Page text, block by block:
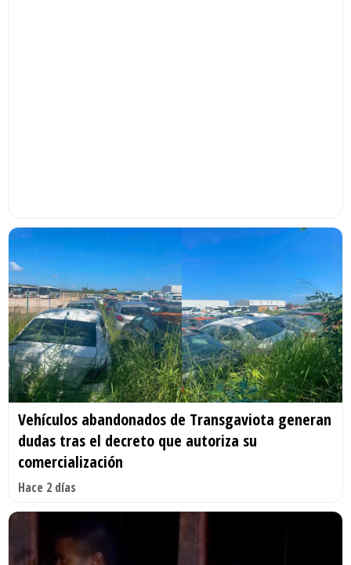
Vehículos abandonados de Transgaviota generan
dudas tras el decreto que autoriza su
comercialización
Hace 2 días